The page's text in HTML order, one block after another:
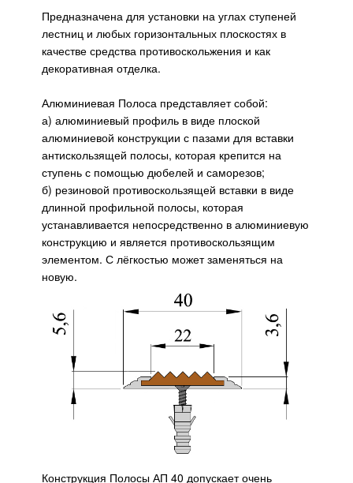
Предназначена для установки на углах ступеней
лестниц и любых горизонтальных плоскостях в
качестве средства противоскольжения и как
декоративная отделка.
Алюминиевая Полоса представляет собой:
а) алюминиевый профиль в виде плоской
алюминиевой конструкции с пазами для вставки
антискользящей полосы, которая крепится на
ступень с помощью дюбелей и саморезов;
б) резиновой противоскользящей вставки в виде
длинной профильной полосы, которая
устанавливается непосредственно в алюминиевую
конструкцию и является противоскользящим
элементом. С лёгкостью может заменяться на
новую.
Конструкция Полосы АП 40 допускает очень